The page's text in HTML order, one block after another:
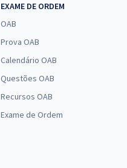
EXAME DE ORDEM
OAB
Prova OAB
Calendário OAB
Questões OAB
Recursos OAB
Exame de Ordem